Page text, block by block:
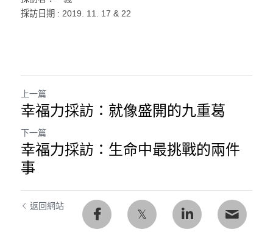
採訪日期 : 2019. 11. 17 & 22
上一篇
幸福力採訪：就像盛開的九重葛
下一篇
幸福力採訪：生命中最挑戰的兩件
事
返回網站